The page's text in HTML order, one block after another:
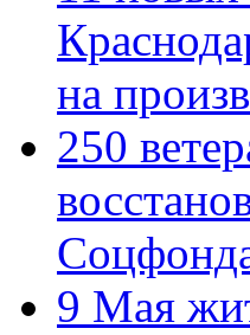
на
250
9 Мая